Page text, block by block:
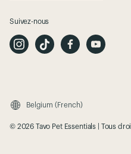
Suivez-nous
n
i
a
o
Belgium (French)
© 2026 Tavo Pet Essentials | Tous